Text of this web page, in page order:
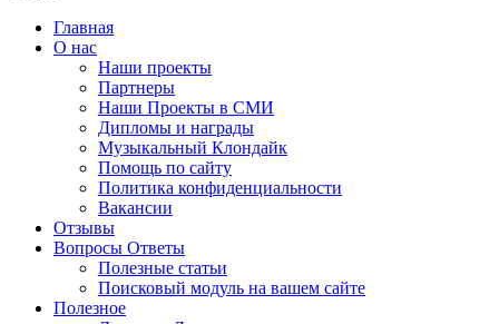
Главная
О нас
Наши проекты
Партнеры
Наши Проекты в СМИ
Дипломы и награды
Музыкальный Клондайк
Помощь по сайту
Политика конфиденциальности
Вакансии
Отзывы
Вопросы Ответы
Полезные статьи
Поисковый модуль на вашем сайте
Полезное